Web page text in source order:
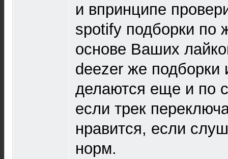
и впринципе
spotify подборки по
основе Ваших
deezer же
делаются еще и по
если трек
нравится, если
норм.